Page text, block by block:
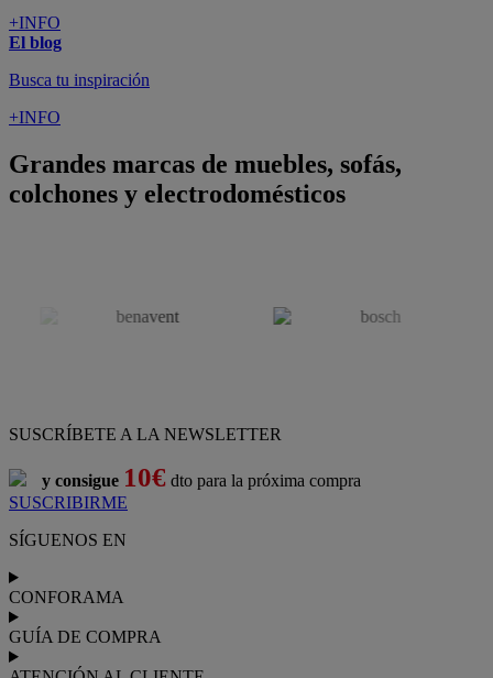
+INFO
El blog
Busca tu inspiración
+INFO
Grandes marcas de muebles, sofás,
colchones y electrodomésticos
SUSCRÍBETE A LA NEWSLETTER
y consigue 10€ dto para la próxima compra
SUSCRIBIRME
SÍGUENOS EN
CONFORAMA
GUÍA DE COMPRA